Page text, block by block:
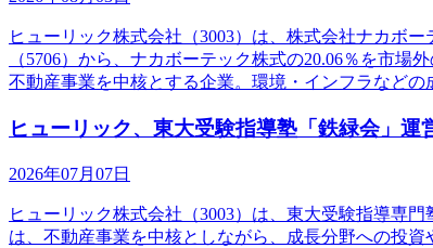
ヒューリック株式会社（3003）は、株式会社ナカボ
（5706）から、ナカボーテック株式の20.06％を市
不動産事業を中核とする企業。環境・インフラなどの
ヒューリック、東大受験指導塾「鉄緑会」
2026年07月07日
ヒューリック株式会社（3003）は、東大受験指導専
は、不動産事業を中核としながら、成長分野への投